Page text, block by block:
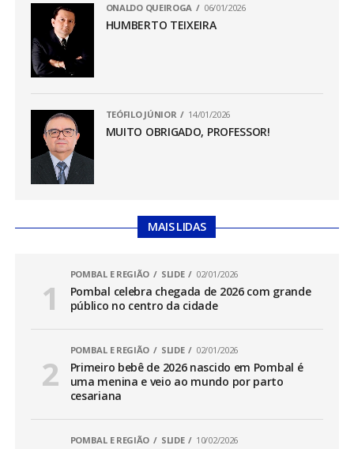
ONALDO QUEIROGA 06/01/2026
HUMBERTO TEIXEIRA
TEÓFILO JÚNIOR 14/01/2026
MUITO OBRIGADO, PROFESSOR!
MAIS LIDAS
POMBAL E REGIÃO SLIDE 02/01/2026
Pombal celebra chegada de 2026 com grande
público no centro da cidade
POMBAL E REGIÃO SLIDE 02/01/2026
Primeiro bebê de 2026 nascido em Pombal é
uma menina e veio ao mundo por parto
cesariana
POMBAL E REGIÃO SLIDE 10/02/2026